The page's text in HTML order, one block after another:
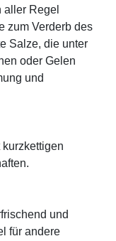
aller Regel
zum Verderb des
Salze, die unter
oder Gelen
und
und
für andere